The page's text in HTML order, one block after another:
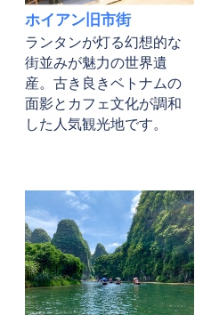
ホイアン旧市街
ランタンが灯る幻想的な
街並みが魅力の世界遺
産。古き良きベトナムの
面影とカフェ文化が調和
した人気観光地です。